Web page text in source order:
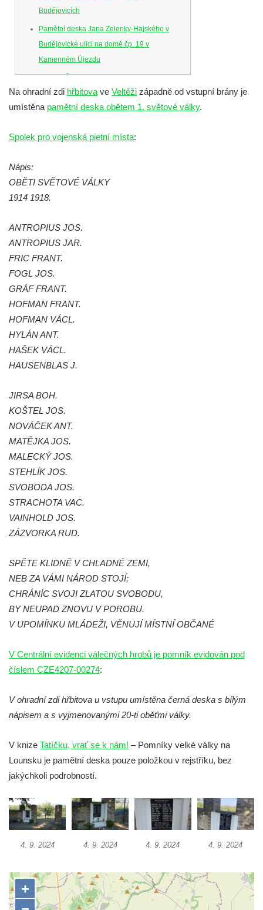
Budějovicích
Pamětní deska Jana Zelenky-Hajského v
Budějovické ulici na domě čp. 19 v
Kamenném Újezdu
Kenotaf Šimona Valhy na starém hřbitově v
Kamenném Újezdě
Kenotaf Václava B. Hájka na starém
Pomník obětem válek na Náměstí v
Kenotaf Jana Mojžiše na hřbitově ve
Velešíně
Velešíně
Hrob Jana Foitla na hřbitově ve Velešíně
Hrob Ludvíka Tůmy na hřbitově ve Velešíně
Pomník obětem 2. světové války na hřbitově
u kostela svatého Václava ve Velešíně
Pamětní deska 240 MILES TO FREEDOM u
pomníku obětem válek na náměstí J. V.
Kamarýta ve Velešíně
náměstí J. V. Kamarýta ve Velešíně
Pomník obětem 1. a 2. světové války v
Římově
Pomník obětem 1. světové války v Dolním
Předoníně
Pomník obětem 2. světové války v Plavu
Pamětní deska obětem 1. světové války v
Kenotaf Pepiho Meisela na hřbitově v
Dolním Podluží
Dolním Podluží
Kenotaf Heinricha Klause na hřbitově v
Kenotaf Josefa Stolle na hřbitově v Dolním
Podluží
židovském hřbitově v Mostě
Pamětní deska Miroslava Švice na domě
čp. 43 v Lužci nad Vltavou
nad Vltavou
Hrob Vladislava Neumana v Hostíně u
Na ohradní zdi hřbitova ve Veltěži západně od vstupní brány je
umístěna pamětní deska obětem 1. světové války.
Spolek pro vojenská pietní místa:
Nápis:
OBĚTI SVĚTOVÉ VÁLKY
1914 1918.
ANTROPIUS JOS.
ANTROPIUS JAR.
FRIC FRANT.
FOGL JOS.
GRÁF FRANT.
HOFMAN FRANT.
HOFMAN VÁCL.
HYLÁN ANT.
HAŠEK VÁCL.
HAUSENBLAS J.
JIRSA BOH.
KOŠTEL JOS.
NOVÁČEK ANT.
MATĚJKA JOS.
MALECKÝ JOS.
STEHLÍK JOS.
SVOBODA JOS.
STRACHOTA VAC.
VAINHOLD JOS.
ZÁZVORKA RUD.
SPĚTE KLIDNĚ V CHLADNÉ ZEMI,
NEB ZA VÁMI NÁROD STOJÍ;
CHRÁNÍC SVOJI ZLATOU SVOBODU,
BY NEUPAD ZNOVU V POROBU.
V UPOMÍNKU MLÁDEŽI, VĚNUJÍ MÍSTNÍ OBČANÉ
V Centrální evidenci válečných hrobů je pomník evidován pod
číslem CZE4207-00274:
V ohradní zdi hřbitova u vstupu umístěna černá deska s bílým
nápisem a s vyjmenovanými 20-ti oběťmi války.
V knize Tatíčku, vrať se k nám! – Pomníky velké války na
Lounsku je pamětní deska pouze položkou v rejstříku, bez
jakýchkoli podrobností.
4. 9. 2024 4. 9. 2024 4. 9. 2024 4. 9. 2024